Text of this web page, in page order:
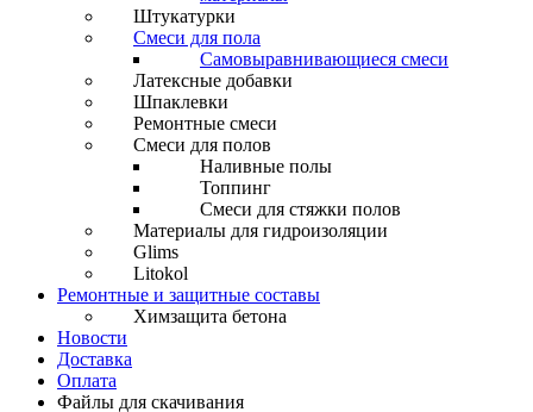
Штукатурки
Смеси для пола
Самовыравнивающиеся смеси
Латексные добавки
Шпаклевки
Ремонтные смеси
Смеси для полов
Наливные полы
Топпинг
Смеси для стяжки полов
Материалы для гидроизоляции
Glims
Litokol
Ремонтные и защитные составы
Химзащита бетона
Новости
Доставка
Оплата
Файлы для скачивания